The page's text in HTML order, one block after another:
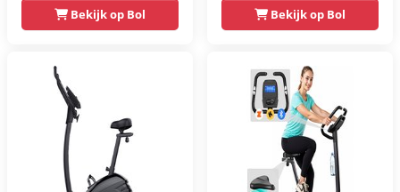
Magnetische Fiets -
Hartslagsensoren -
Gemakkelijk te
transporteren -
Antislippedalen -
Homegym -
Stabiele structuur -
Bekijk op Bol
weerstandsniveaus
- Tablethouder -
Hartslagfunctie en
transportwielen
Bekijk op Bol